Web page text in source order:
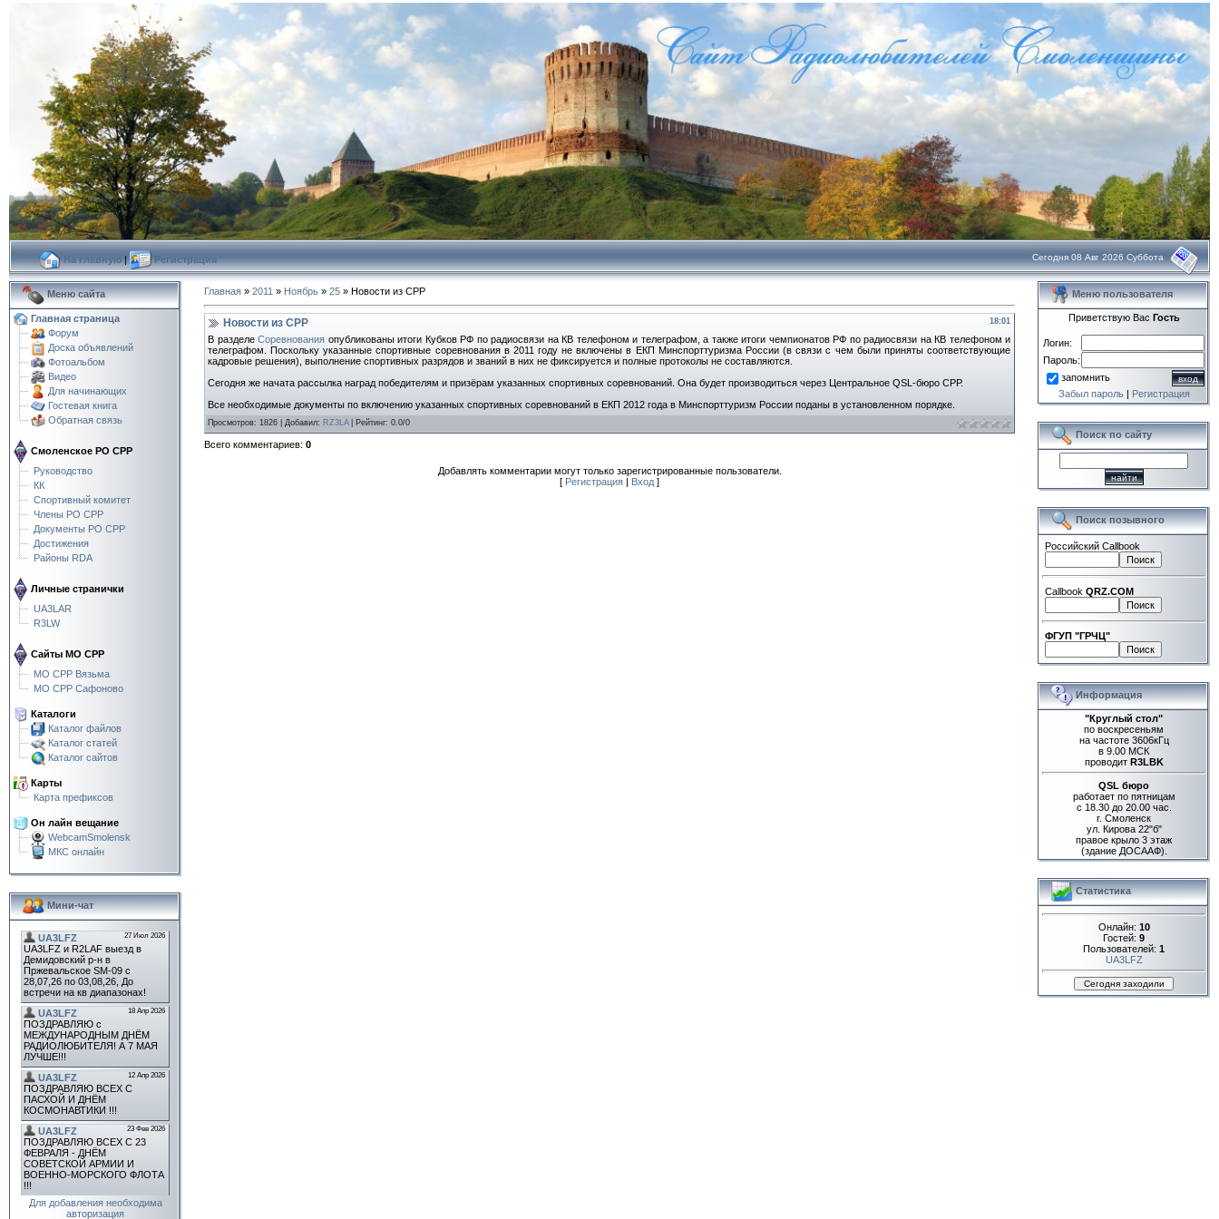
На главную| Регистрация Сегодня 08 Авг 2026 Суббота
Меню сайта
Главная страница
Форум
Доска объявлений
Фотоальбом
Видео
Для начинающих
Гостевая книга
Обратная связь
Смоленское РО СРР
Руководство
КК
Спортивный комитет
Члены РО СРР
Документы РО СРР
Достижения
Районы RDA
Личные странички
UA3LAR
R3LW
Сайты МО СРР
МО СРР Вязьма
МО СРР Сафоново
Каталоги
Каталог файлов
Каталог статей
Каталог сайтов
Карты
Карта префиксов
Он лайн вещание
WebcamSmolensk
МКС онлайн
Мини-чат
Для добавления необходима
авторизация
Главная » 2011 » Ноябрь » 25 » Новости из СРР
18:01
Новости из СРР
В разделе Соревнования опубликованы итоги Кубков РФ по радиосвязи на КВ телефоном и телеграфом, а также итоги чемпионатов РФ по радиосвязи на КВ телефоном и
телеграфом. Поскольку указанные спортивные соревнования в 2011 году не включены в ЕКП Минспорттуризма России (в связи с чем были приняты соответствующие
кадровые решения), выполнение спортивных разрядов и званий в них не фиксируется и полные протоколы не составляются.
Сегодня же начата рассылка наград победителям и призёрам указанных спортивных соревнований. Она будет производиться через Центральное QSL-бюро СРР.
Все необходимые документы по включению указанных спортивных соревнований в ЕКП 2012 года в Минспорттуризм России поданы в установленном порядке.
Просмотров: 1826 Добавил: RZ3LA Рейтинг: 0.0/0
Всего комментариев: 0
Добавлять комментарии могут только зарегистрированные пользователи.
[ Регистрация | Вход ]
Меню пользователя
Приветствую Вас Гость
Логин:
Пароль:
запомнить
Забыл пароль| Регистрация
Поиск по сайту
Поиск позывного
Российский Callbook
Callbook QRZ.COM
ФГУП "ГРЧЦ"
Информация
"Круглый стол"
по воскресеньям
на частоте 3606кГц
в 9.00 МСК
проводит R3LBK
QSL бюро
работает по пятницам
с 18.30 до 20.00 час.
г. Смоленск
ул. Кирова 22"б"
правое крыло 3 этаж
(здание ДОСААФ).
Статистика
Онлайн: 10
Гостей: 9
Пользователей: 1
UA3LFZ